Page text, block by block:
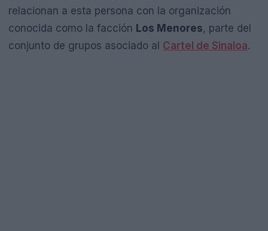
relacionan a esta persona con la organización
conocida como la facción Los Menores, parte del
conjunto de grupos asociado al Cartel de Sinaloa.